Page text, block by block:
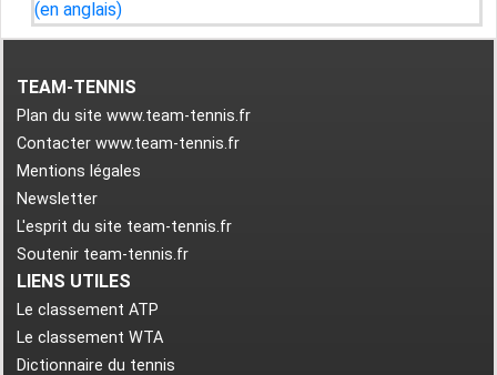
TEAM-TENNIS
Plan du site www.team-tennis.fr
Contacter www.team-tennis.fr
Mentions légales
Newsletter
L'esprit du site team-tennis.fr
Soutenir team-tennis.fr
LIENS UTILES
Le classement ATP
Le classement WTA
Dictionnaire du tennis